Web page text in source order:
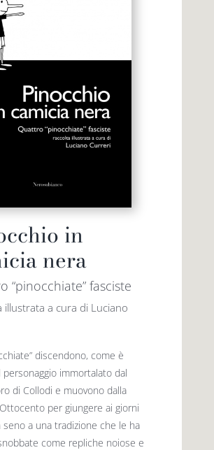
in
nera
“pinocchiate” fasciste
illustrata a cura di Luciano
discendono, come è
personaggio immortalato dal
di Collodi e muovono dalla
per giungere ai giorni
seno a una tradizione che le ha
come repliche noiose e